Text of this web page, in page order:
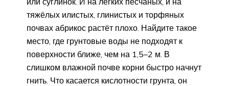
тяжёлых илистых, глинистых и торфяных
почвах абрикос растёт плохо. Найдите такое
место, где грунтовые воды не подходят к
поверхности ближе, чем на 1,5–2 м. В
слишком влажной почве корни быстро начнут
гнить. Что касается кислотности грунта, он